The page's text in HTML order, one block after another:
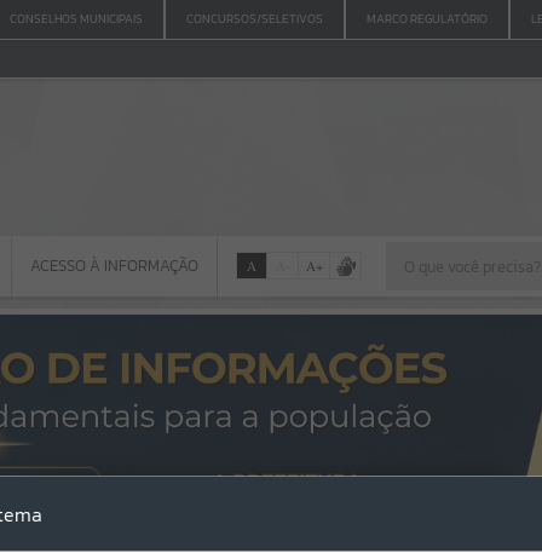
CONSELHOS MUNICIPAIS CONCURSOS/SELETIVOS MARCO REGULATÓRIO
Por favor, aguarde...
ACESSO À INFORMAÇÃO A A+
Gerenciamento do Sistema